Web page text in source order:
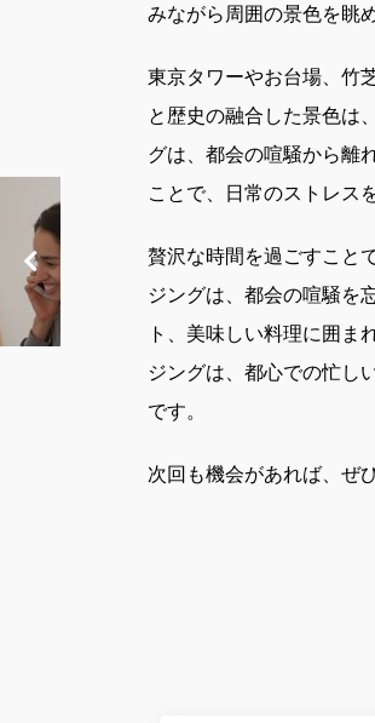
みながら周囲の景色を眺
東京タワーやお台場、竹
と歴史の融合した景色は
グは、都会の喧騒から離
ことで、日常のストレス
贅沢な時間を過ごすこと
ジングは、都会の喧騒を
ト、美味しい料理に囲ま
ジングは、都心での忙し
です。
次回も機会があれば、ぜ